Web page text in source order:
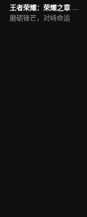
王者荣耀：荣耀之章 命运篇
磨砺锋芒，对峙命运